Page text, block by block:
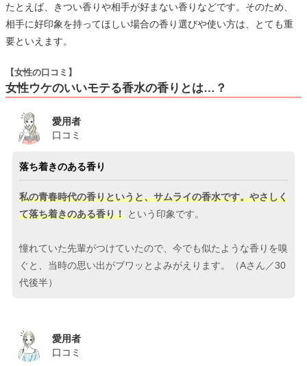
たとえば、きつい香りや相手が好まない香りなどです。そのため、
相手に好印象を持ってほしい場合の香り選びや使い方は、とても重
要といえます。
女性ウケのいいモテる香水の香りとは…？
【女性の口コミ】
愛用者
口コミ
落ち着きのある香り
私の青春時代の香りというと、サムライの香水です。やさしく
て落ち着きのある香り！ という印象です。
憧れていた先輩がつけていたので、今でも似たような香りを嗅
ぐと、当時の思い出がブワッとよみがえります。（Aさん／30
代後半）
愛用者
口コミ